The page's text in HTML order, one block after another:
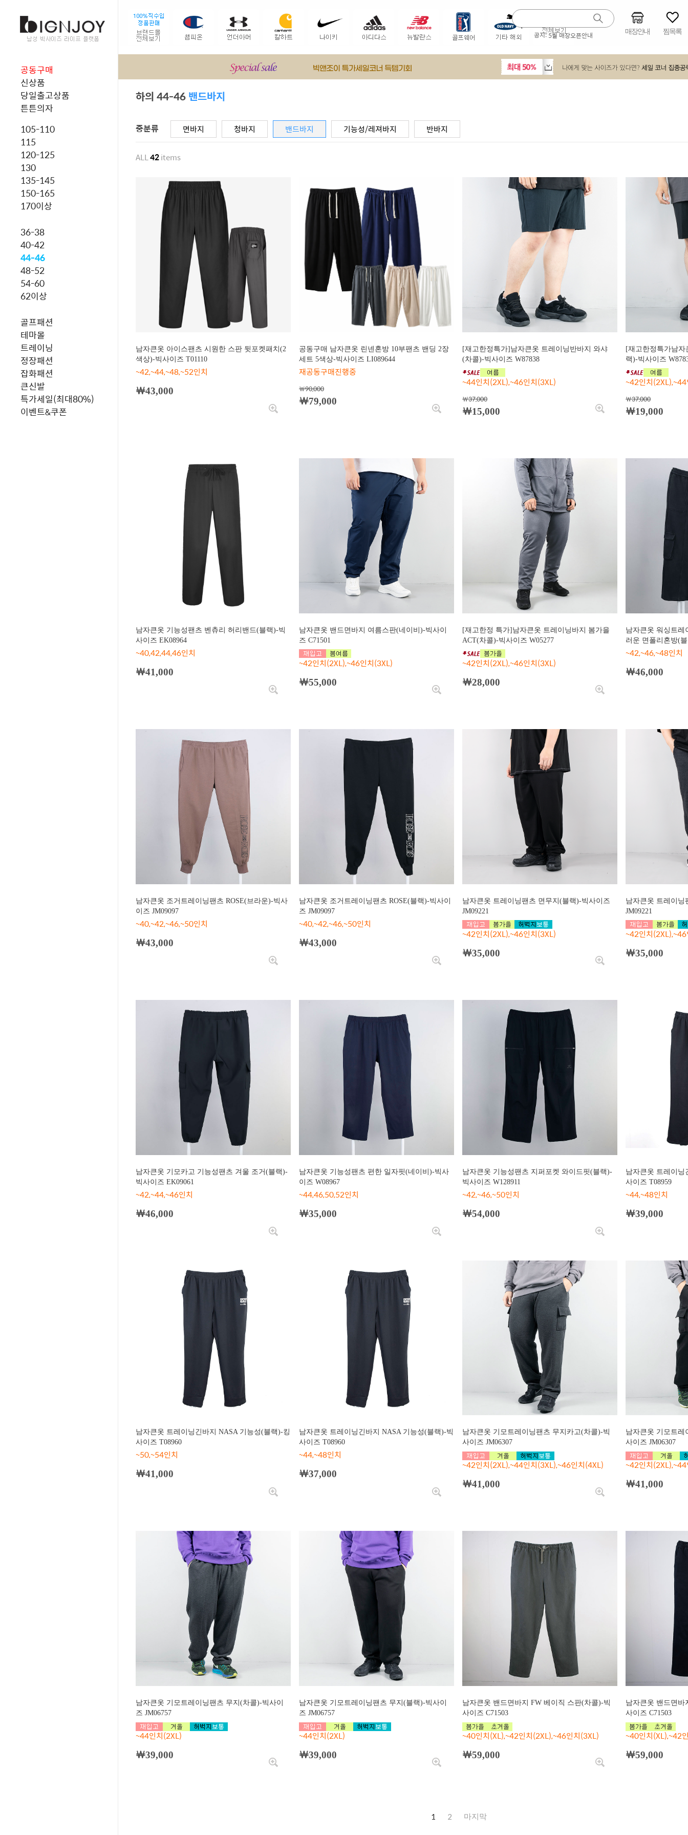
공지:5월 매장오픈안내 매장안내 찜목록
공동구매
신상품
당일출고상품
튼튼의자
105-110
115
120-125
130
135-145
150-165
170이상
36-38
40-42
44-46
48-52
54-60
62이상
골프패션
테마몰
트레이닝
정장패션
잡화패션
큰신발
특가세일(최대80%)
이벤트&쿠폰
하의 44-46밴드바지
중분류 면바지 청바지 밴드바지 기능성/레져바지 반바지
ALL42items
남자큰옷 아이스팬츠 시원한 스판 뒷포켓패치(2
색상)-빅사이즈 T01110
~42,~44,~48,~52인치
￦43,000
공동구매 남자큰옷 린넨혼방 10부팬츠 밴딩 2장
세트 5색상-빅사이즈 LI089644
재공동구매진행중
￦90,000
￦79,000
[재고한정특가]남자큰옷 트레이닝반바지 와샤
(차콜)-빅사이즈 W87838
~44인치(2XL),~46인치(3XL)
￦37,000
￦15,000
[재고한정특가남
랙)-빅사이즈
~42인치
￦37,000
￦19,000
남자큰옷 기능성팬츠 벤츄리 허리밴드(블랙)-빅
사이즈 EK08964
~40,42,44,46인치
￦41,000
남자큰옷 밴드면바지 여름스판(네이비)-빅사이
즈 C71501
~42인치(2XL),~46인치(3XL)
￦55,000
[재고한정 특가]남자큰옷 트레이닝바지 봄가을
ACT(차콜)-빅사이즈 W05277
~42인치(2XL),~46인치(3XL)
￦28,000
남자큰옷 워싱트레
러운 면폴리혼방(
~42,~46,~48인치
￦46,000
남자큰옷 조거트레이닝팬츠 ROSE(브라운)-빅사
이즈 JM09097
~40,~42,~46,~50인치
￦43,000
남자큰옷 조거트레이닝팬츠 ROSE(블랙)-빅사이
즈 JM09097
~40,~42,~46,~50인치
￦43,000
남자큰옷 트레이닝팬츠 면무지(블랙)-빅사이즈
JM09221
~42인치(2XL),~46인치(3XL)
￦35,000
남자큰옷 트레이닝
JM09221
~42인치
￦35,000
남자큰옷 기모카고 기능성팬츠 겨울 조거(블랙)-
빅사이즈 EK09061
~42,~44,~46인치
￦46,000
남자큰옷 기능성팬츠 편한 일자핏(네이비)-빅사
이즈 W08967
~44,46,50,52인치
￦35,000
남자큰옷 기능성팬츠 지퍼포켓 와이드핏(블랙)-
빅사이즈 W128911
~42,~46,~50인치
￦54,000
남자큰옷 트레이닝
사이즈 T08959
~44,~48인치
￦39,000
남자큰옷 트레이닝긴바지 NASA 기능성(블랙)-킹
사이즈 T08960
~50,~54인치
￦41,000
남자큰옷 트레이닝긴바지 NASA 기능성(블랙)-빅
사이즈 T08960
~44,~48인치
￦37,000
남자큰옷 기모트레이닝팬츠 무지카고(차콜)-빅
사이즈 JM06307
~42인치(2XL),~44인치(3XL),~46인치(4XL)
￦41,000
남자큰옷 기모트레
사이즈 JM06307
~42인치
￦41,000
남자큰옷 기모트레이닝팬츠 무지(차콜)-빅사이
즈 JM06757
~44인치(2XL)
￦39,000
남자큰옷 기모트레이닝팬츠 무지(블랙)-빅사이
즈 JM06757
~44인치(2XL)
￦39,000
남자큰옷 밴드면바지 FW 베이직 스판(차콜)-빅
사이즈 C71503
~40인치(XL),~42인치(2XL),~46인치(3XL)
￦59,000
남자큰옷 밴드면바
사이즈 C71503
~40인치(XL),~42
￦59,000
1 2